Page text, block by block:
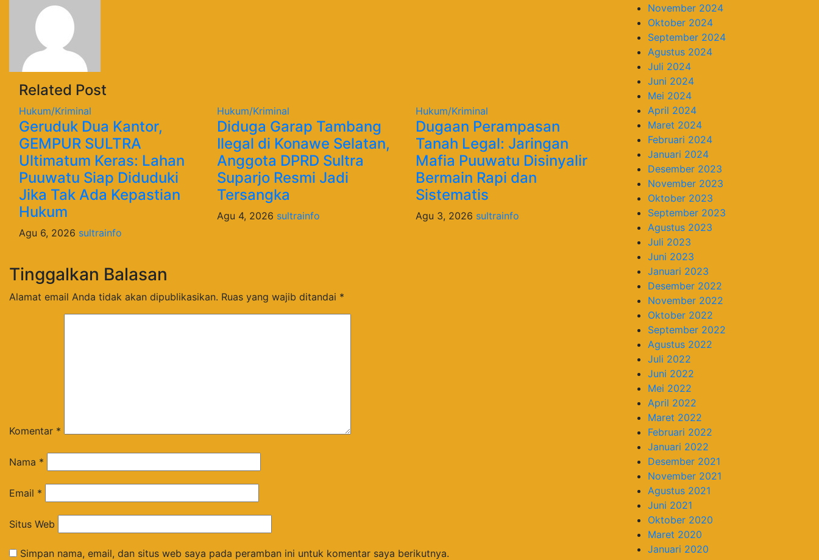
Related Post
Hukum/Kriminal
Geruduk Dua Kantor,
GEMPUR SULTRA
Ultimatum Keras: Lahan
Puuwatu Siap Diduduki
Jika Tak Ada Kepastian
Hukum
Agu 6, 2026 sultrainfo
Hukum/Kriminal
Diduga Garap Tambang
Ilegal di Konawe Selatan,
Anggota DPRD Sultra
Suparjo Resmi Jadi
Tersangka
Agu 4, 2026 sultrainfo
Hukum/Kriminal
Dugaan Perampasan
Tanah Legal: Jaringan
Mafia Puuwatu Disinyalir
Bermain Rapi dan
Sistematis
Agu 3, 2026 sultrainfo
Tinggalkan Balasan
Alamat email Anda tidak akan dipublikasikan. Ruas yang wajib ditandai *
Komentar *
Nama *
Email *
Situs Web
Simpan nama, email, dan situs web saya pada peramban ini untuk komentar saya berikutnya.
November 2024
Oktober 2024
September 2024
Agustus 2024
Juli 2024
Juni 2024
Mei 2024
April 2024
Maret 2024
Februari 2024
Januari 2024
Desember 2023
November 2023
Oktober 2023
September 2023
Agustus 2023
Juli 2023
Juni 2023
Januari 2023
Desember 2022
November 2022
Oktober 2022
September 2022
Agustus 2022
Juli 2022
Juni 2022
Mei 2022
April 2022
Maret 2022
Februari 2022
Januari 2022
Desember 2021
November 2021
Agustus 2021
Juni 2021
Oktober 2020
Maret 2020
Januari 2020